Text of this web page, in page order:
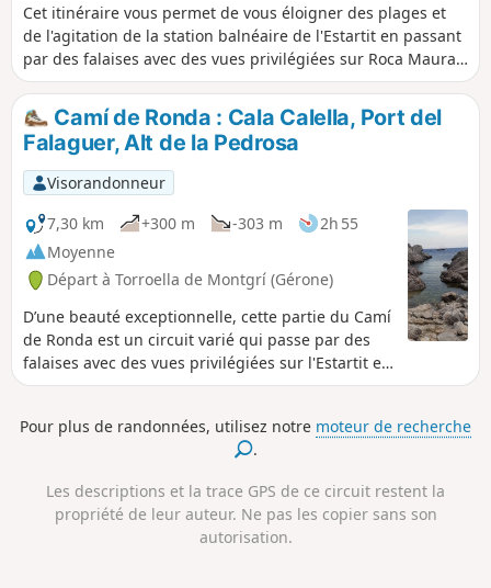
Cet itinéraire vous permet de vous éloigner des plages et
de l'agitation de la station balnéaire de l'Estartit en passant
par des falaises avec des vues privilégiées sur Roca Maura,
les Îles Medes et le littoral escarpé. Le sentier caillouteux,
parfois accidenté, amène à Cala Calella, une petite
calanque de toute beauté où la baignade est agréable.
Camí de Ronda : Cala Calella, Port del
Falaguer, Alt de la Pedrosa
Visorandonneur
7,30 km
+300 m -303 m
2h 55
Moyenne
Départ à Torroella de Montgrí (Gérone)
D’une beauté exceptionnelle, cette partie du Camí
de Ronda est un circuit varié qui passe par des
falaises avec des vues privilégiées sur l'Estartit et
sa plage, les Îles Medes, Roca Maura et le littoral
l'aller, le retour se fait sur des chemins plus
faciles, bordés de garrigues et de plantations de
Pour plus de randonnées, utilisez notre moteur de recherche
.
Les descriptions et la trace GPS de ce circuit restent la
propriété de leur auteur. Ne pas les copier sans son
autorisation.